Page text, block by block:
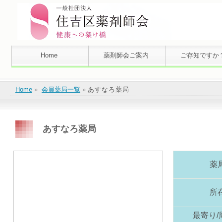
Home 薬剤師会ご案内 ご存知ですか
Home » 会員薬局一覧 » あすなろ薬局
あすなろ薬局
薬
所
最寄り/